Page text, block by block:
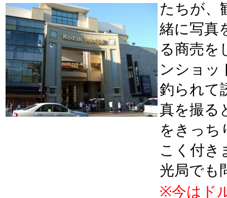
たちが、
緒に写真
る商売を
ンショッ
釣られて
真を撮る
をきっち
こく付き
光局でも
※今はド